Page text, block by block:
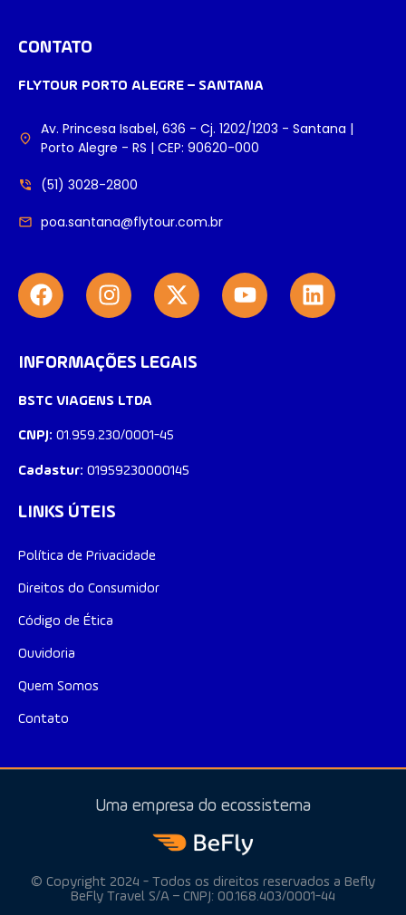
CONTATO
FLYTOUR PORTO ALEGRE – SANTANA
Av. Princesa Isabel, 636 - Cj. 1202/1203 - Santana |
Porto Alegre - RS | CEP: 90620-000
(51) 3028-2800
poa.santana@flytour.com.br
INFORMAÇÕES LEGAIS
BSTC VIAGENS LTDA
CNPJ: 01.959.230/0001-45
Cadastur: 01959230000145
LINKS ÚTEIS
Política de Privacidade​
Direitos do Consumidor
Código de Ética
Ouvidoria
Quem Somos
Contato
Uma empresa do ecossistema
© Copyright 2024 - Todos os direitos reservados a Befly
BeFly Travel S/A – CNPJ: 00.168.403/0001-44